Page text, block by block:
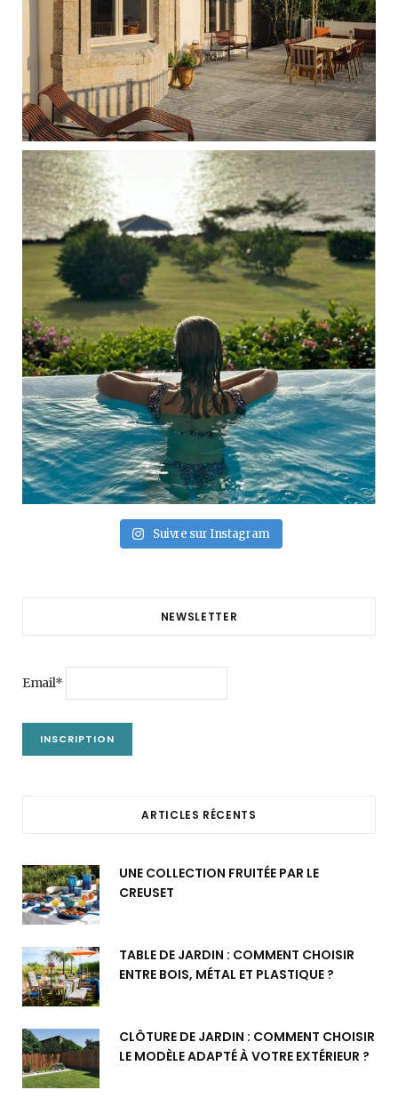
Suivre sur Instagram
NEWSLETTER
Email*
ARTICLES RÉCENTS
UNE COLLECTION FRUITÉE PAR LE
CREUSET
TABLE DE JARDIN : COMMENT CHOISIR
ENTRE BOIS, MÉTAL ET PLASTIQUE ?
CLÔTURE DE JARDIN : COMMENT CHOISIR
LE MODÈLE ADAPTÉ À VOTRE EXTÉRIEUR ?